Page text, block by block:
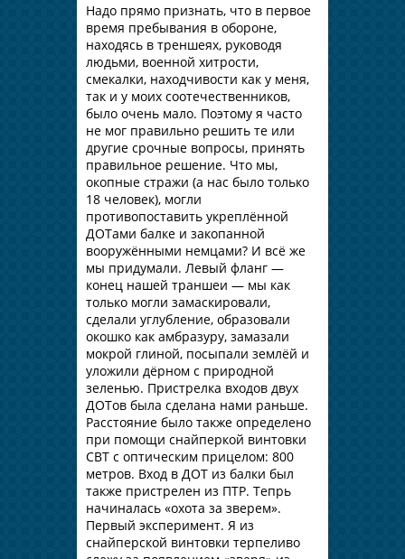
Надо прямо признать, что в первое
время пребывания в обороне,
находясь в треншеях, руководя
людьми, военной хитрости,
смекалки, находчивости как у меня,
так и у моих соотечественников,
было очень мало. Поэтому я часто
не мог правильно решить те или
другие срочные вопросы, принять
правильное решение. Что мы,
окопные стражи (а нас было только
18 человек), могли
противопоставить укреплённой
ДОТами балке и закопанной
вооружёнными немцами? И всё же
мы придумали. Левый фланг —
конец нашей траншеи — мы как
только могли замаскировали,
сделали углубление, образовали
окошко как амбразуру, замазали
мокрой глиной, посыпали землёй и
уложили дёрном с природной
зеленью. Пристрелка входов двух
ДОТов была сделана нами раньше.
Расстояние было также определено
при помощи снайперкой винтовки
СВТ с оптическим прицелом: 800
метров. Вход в ДОТ из балки был
также пристрелен из ПТР. Тепрь
начиналась «охота за зверем».
Первый эксперимент. Я из
снайперской винтовки терпеливо